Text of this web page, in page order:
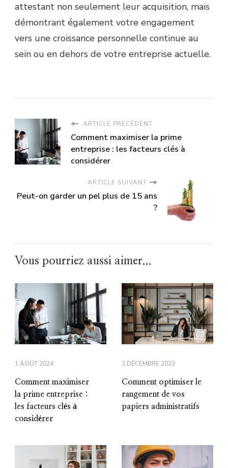
attestant non seulement leur acquisition, mais
démontrant également votre engagement
vers une croissance personnelle continue au
sein ou en dehors de votre entreprise actuelle.
ARTICLE PRÉCÉDENT
Comment maximiser la prime
entreprise : les facteurs clés à
considérer
ARTICLE SUIVANT
Peut-on garder un pel plus de 15 ans
?
Vous pourriez aussi aimer...
1 AOÛT 2024
Comment maximiser
la prime entreprise :
les facteurs clés à
considérer
2 DÉCEMBRE 2023
Comment optimiser le
rangement de vos
papiers administratifs